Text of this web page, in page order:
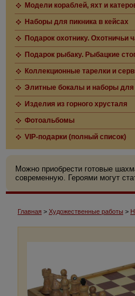
Модели кораблей, яхт и
Наборы для пикника в кейсах
Подарок охотнику. Охотничьи
Подарок рыбаку. Рыбацкие
Коллекционные тарелки и
Элитные бокалы и наборы для
Изделия из горного хрусталя
Фотоальбомы
VIP-подарки (полный список)
Можно приобрести готовые
современную. Героями могут
Главная > Художественные работы >